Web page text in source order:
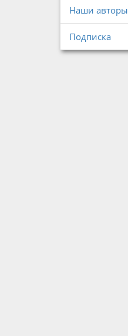
Наши авторы
Подписка